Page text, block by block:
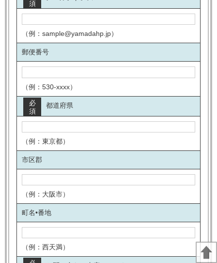
須
（例：sample@yamadahp.jp）
郵便番号
（例：530-xxxx）
都道府県
必
須
（例：東京都）
市区郡
（例：大阪市）
町名•番地
（例：西天満）